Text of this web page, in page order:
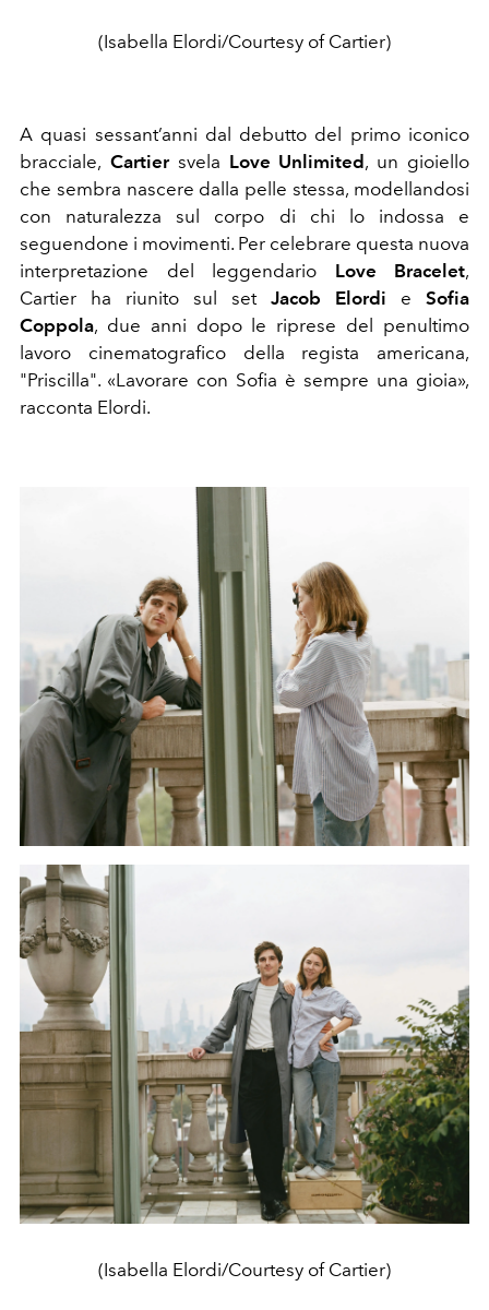
(Isabella Elordi/Courtesy of Cartier)
A quasi sessant’anni dal debutto del primo iconico
bracciale, Cartiersvela Love Unlimited, un gioiello
che sembra nascere dalla pelle stessa, modellandosi
con naturalezza sul corpo di chi lo indossa e
seguendone i movimenti. Per celebrare questa nuova
interpretazione del leggendario Love Bracelet,
Cartier ha riunito sul set Jacob Elordi e Sofia
Coppola, due anni dopo le riprese del penultimo
lavoro cinematografico della regista americana,
"Priscilla". «Lavorare con Sofia è sempre una gioia»,
racconta Elordi.
(Isabella Elordi/Courtesy of Cartier)